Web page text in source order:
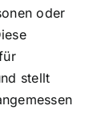
oder
stellt